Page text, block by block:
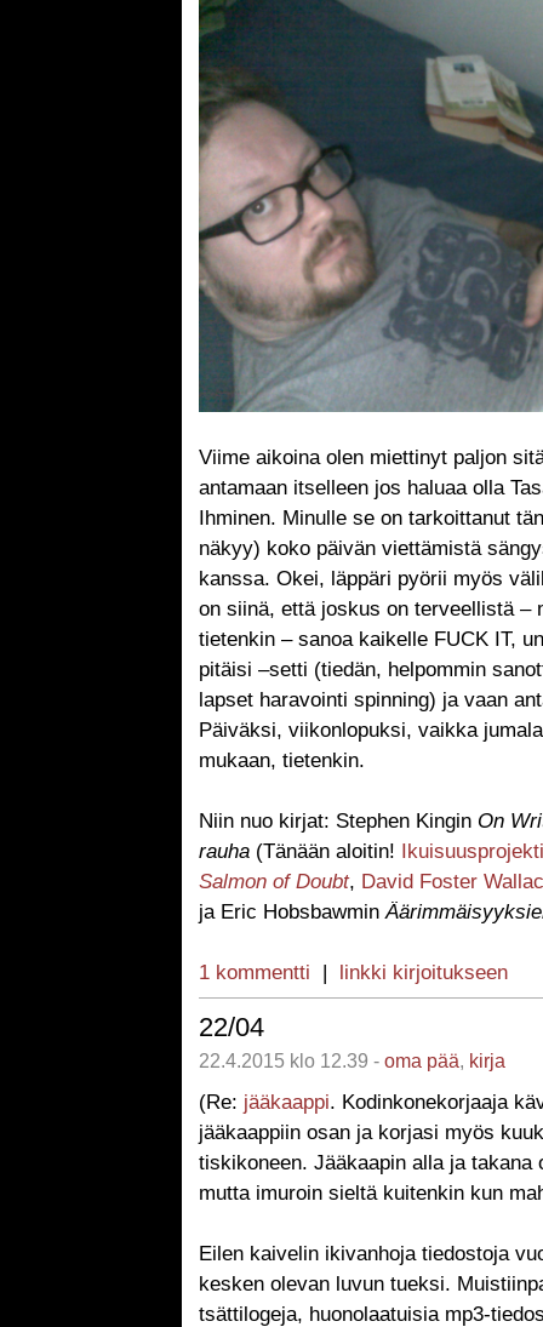
Viime aikoina olen miettinyt paljon
antamaan itselleen jos haluaa olla
Ihminen. Minulle se on tarkoittanut
näkyy) koko päivän viettämistä
kanssa. Okei, läppäri pyörii myös
on siinä, että joskus on terveellistä –
tietenkin – sanoa kaikelle FUCK IT,
pitäisi –setti (tiedän, helpommin
lapset haravointi spinning) ja vaan
Päiväksi, viikonlopuksi, vaikka
mukaan, tietenkin.
Niin nuo kirjat: Stephen Kingin On
rauha (Tänään aloitin! Ikuisuusprojekti
Salmon of Doubt, David Foster
ja Eric Hobsbawmin
1 kommentti | linkki kirjoitukseen
22/04
22.4.2015 klo 12.39 - oma pää, kirja
(Re: jääkaappi. Kodinkonekorjaaja
jääkaappiin osan ja korjasi myös
tiskikoneen. Jääkaapin alla ja takana
mutta imuroin sieltä kuitenkin kun
Eilen kaivelin ikivanhoja tiedostoja
kesken olevan luvun tueksi.
tsättilogeja, huonolaatuisia mp3-